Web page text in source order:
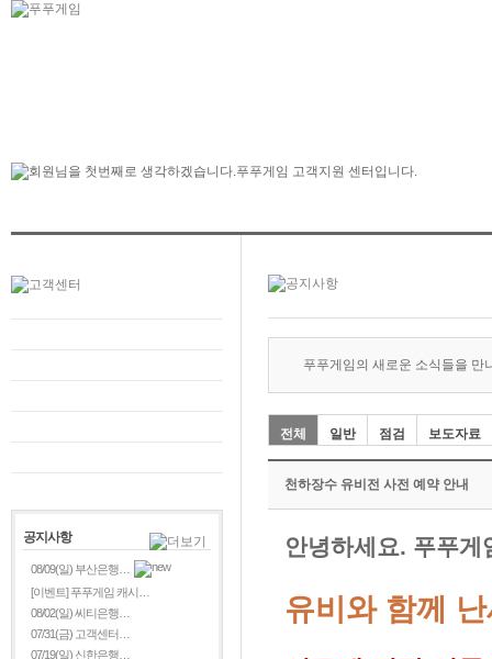
공지사항
08/09(일) 부산은행…
[이벤트] 푸푸게임 캐시…
08/02(일) 씨티은행…
07/31(금) 고객센터…
07/19(일) 신한은행…
푸푸게임의 새로운 소식들을 만
전체 일반 점검 보도자료
천하장수 유비전 사전 예약 안내
안녕하세요. 푸푸게
유비와 함께